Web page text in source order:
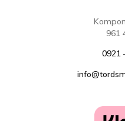
961
0921